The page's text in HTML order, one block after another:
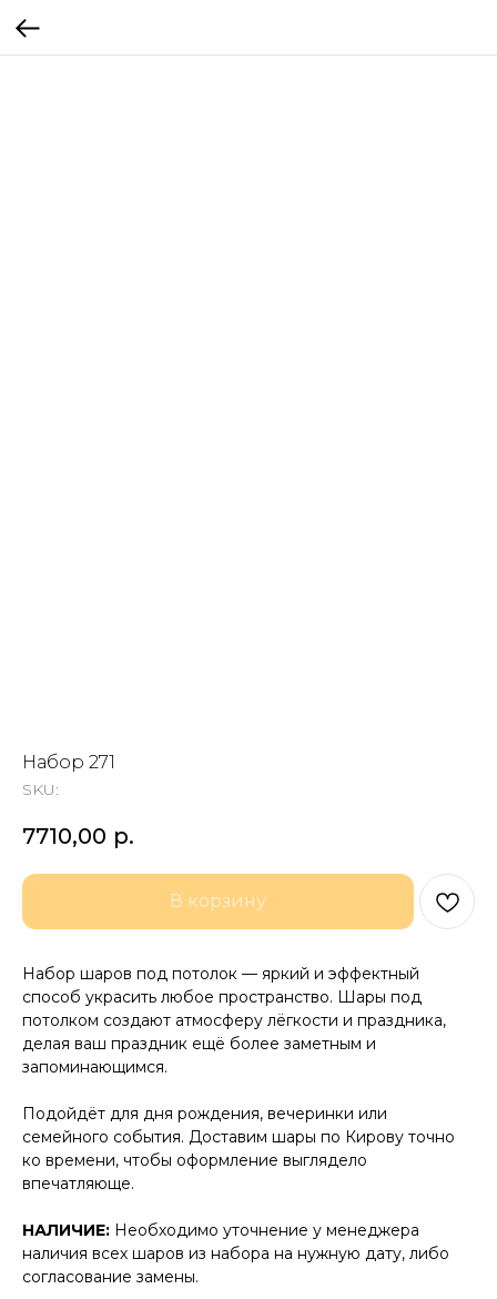
Набор 271
SKU:
7710,00 р.
В корзину
Набор шаров под потолок — яркий и эффектный
способ украсить любое пространство. Шары под
потолком создают атмосферу лёгкости и праздника,
делая ваш праздник ещё более заметным и
запоминающимся.
Подойдёт для дня рождения, вечеринки или
семейного события. Доставим шары по Кирову точно
ко времени, чтобы оформление выглядело
впечатляюще.
НАЛИЧИЕ: Необходимо уточнение у менеджера
наличия всех шаров из набора на нужную дату, либо
согласование замены.